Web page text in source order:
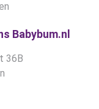
Babybum.nl
36B